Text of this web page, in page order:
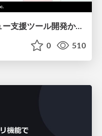
【CEDEC2026】コードレビュー支援ツール開発から学ぶ：LLMを用いた業務システムの実践的な運用設計と誤出力対策
0 510